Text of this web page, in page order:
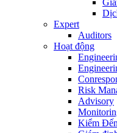
Expert
Auditors
Hoạt động
Risk
Advisory
Kiểm